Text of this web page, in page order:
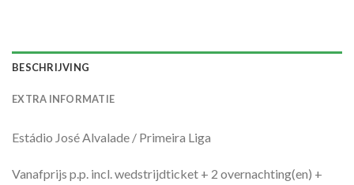
BESCHRIJVING
EXTRA INFORMATIE
Estádio José Alvalade / Primeira Liga
Vanafprijs p.p. incl. wedstrijdticket + 2 overnachting(en) +